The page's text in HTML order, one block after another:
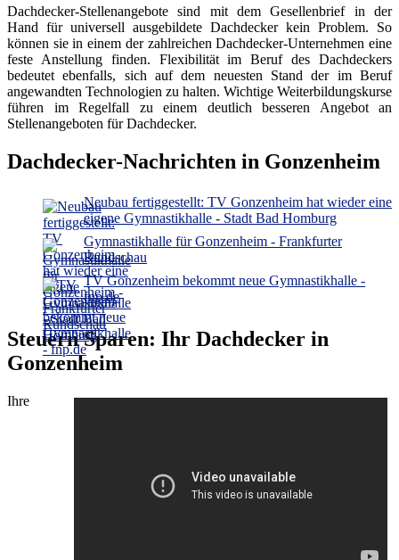
Dachdecker-Stellenangebote sind mit dem Gesellenbrief in der
Hand für universell ausgebildete Dachdecker kein Problem. So
können sie in einem der zahlreichen Dachdecker-Unternehmen eine
feste Anstellung finden. Flexibilität im Beruf des Dachdeckers
bedeutet ebenfalls, sich auf dem neuesten Stand der im Beruf
angewandten Technologien zu halten. Wichtige Weiterbildungskurse
führen im Regelfall zu einem deutlich besseren Angebot an
Stellenangeboten für Dachdecker.
Dachdecker-Nachrichten in Gonzenheim
Neubau fertiggestellt: TV Gonzenheim hat wieder eine
eigene Gymnastikhalle - Stadt Bad Homburg
Gymnastikhalle für Gonzenheim - Frankfurter
Rundschau
TV Gonzenheim bekommt neue Gymnastikhalle -
fnp.de
Steuern Sparen: Ihr Dachdecker in
Gonzenheim
Ihre